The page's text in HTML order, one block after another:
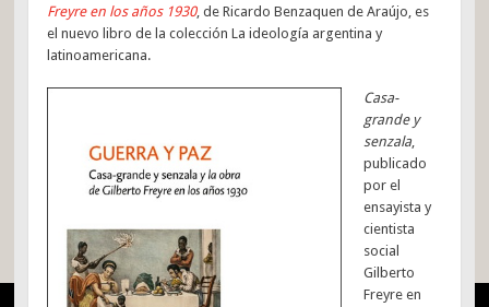
Freyre en los años 1930, de Ricardo Benzaquen de Araújo, es
el nuevo libro de la colección La ideología argentina y
latinoamericana.
Casa-
grande y
senzala,
publicado
por el
ensayista y
cientista
social
Gilberto
Freyre en